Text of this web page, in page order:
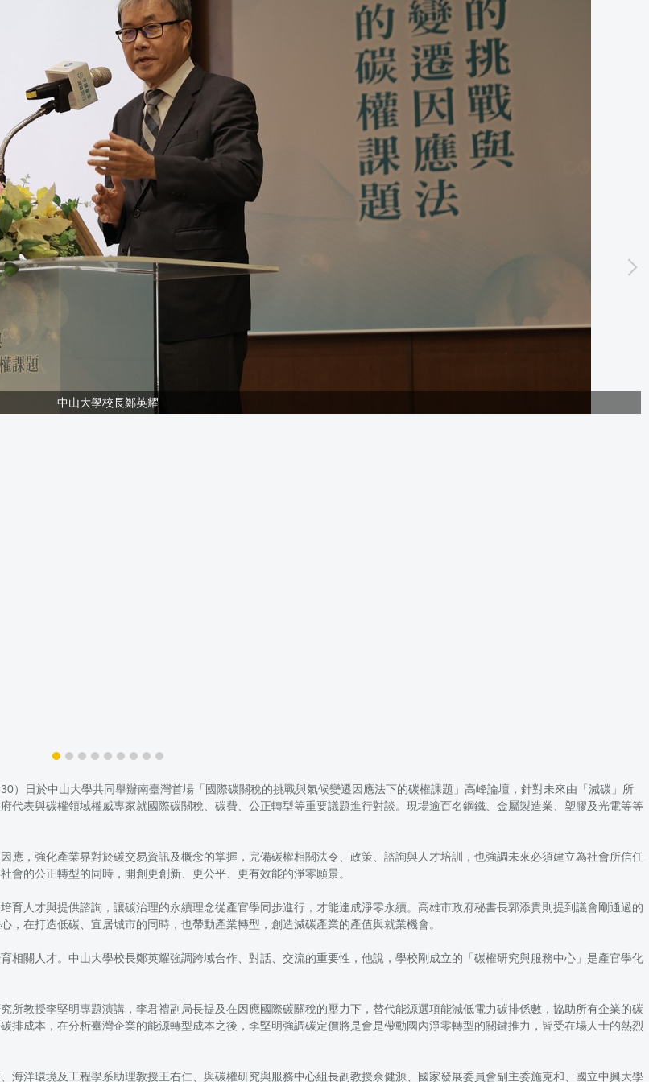
中山大學校長鄭英耀
）日於中山大學共同舉辦南臺灣首場「國際碳關稅的挑戰與氣候變遷因應法下的碳權課題」高峰論壇，針對未來由「減碳」所
表與碳權領域權威專家就國際碳關稅、碳費、公正轉型等重要議題進行對談。現場逾百名鋼鐵、金屬製造業、塑膠及光電等等
，強化產業界對於碳交易資訊及概念的掌握，完備碳權相關法令、政策、諮詢與人才培訓，也強調未來必須建立為社會所信任
的公正轉型的同時，開創更創新、更公平、更有效能的淨零願景。
人才與提供諮詢，讓碳治理的永續理念從產官學同步進行，才能達成淨零永續。高雄市政府秘書長郭添貴則提到議會剛通過的
在打造低碳、宜居城市的同時，也帶動產業轉型，創造減碳產業的產值與就業機會。
關人才。中山大學校長鄭英耀強調跨域合作、對話、交流的重要性，他說，學校剛成立的「碳權研究與服務中心」是產官學化
教授李堅明專題演講，李君禮副局長提及在因應國際碳關稅的壓力下，替代能源選項能減低電力碳排係數，協助所有企業的碳
成本，在分析臺灣企業的能源轉型成本之後，李堅明強調碳定價將是會是帶動國內淨零轉型的關鍵推力，皆受在場人士的熱烈
洋環境及工程學系助理教授王右仁、與碳權研究與服務中心組長副教授佘健源、國家發展委員會副主委施克和、國立中興大學